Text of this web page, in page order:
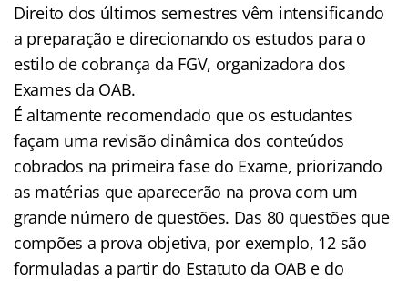
Direito dos últimos semestres vêm intensificando
a preparação e direcionando os estudos para o
estilo de cobrança da FGV, organizadora dos
Exames da OAB.
É altamente recomendado que os estudantes
façam uma revisão dinâmica dos conteúdos
cobrados na primeira fase do Exame, priorizando
as matérias que aparecerão na prova com um
grande número de questões. Das 80 questões que
compões a prova objetiva, por exemplo, 12 são
formuladas a partir do Estatuto da OAB e do